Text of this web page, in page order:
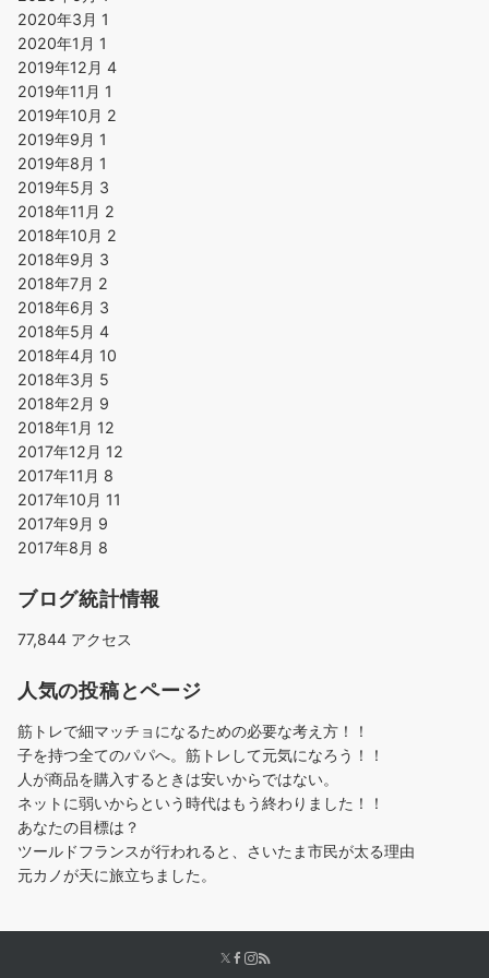
2020年3月 1
2020年1月 1
2019年12月 4
2019年11月 1
2019年10月 2
2019年9月 1
2019年8月 1
2019年5月 3
2018年11月 2
2018年10月 2
2018年9月 3
2018年7月 2
2018年6月 3
2018年5月 4
2018年4月 10
2018年3月 5
2018年2月 9
2018年1月 12
2017年12月 12
2017年11月 8
2017年10月 11
2017年9月 9
2017年8月 8
ブログ統計情報
77,844 アクセス
人気の投稿とページ
筋トレで細マッチョになるための必要な考え方！！
子を持つ全てのパパへ。筋トレして元気になろう！！
人が商品を購入するときは安いからではない。
ネットに弱いからという時代はもう終わりました！！
あなたの目標は？
ツールドフランスが行われると、さいたま市民が太る理由
元カノが天に旅立ちました。